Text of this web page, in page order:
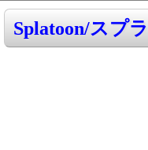
Splatoon/スプ